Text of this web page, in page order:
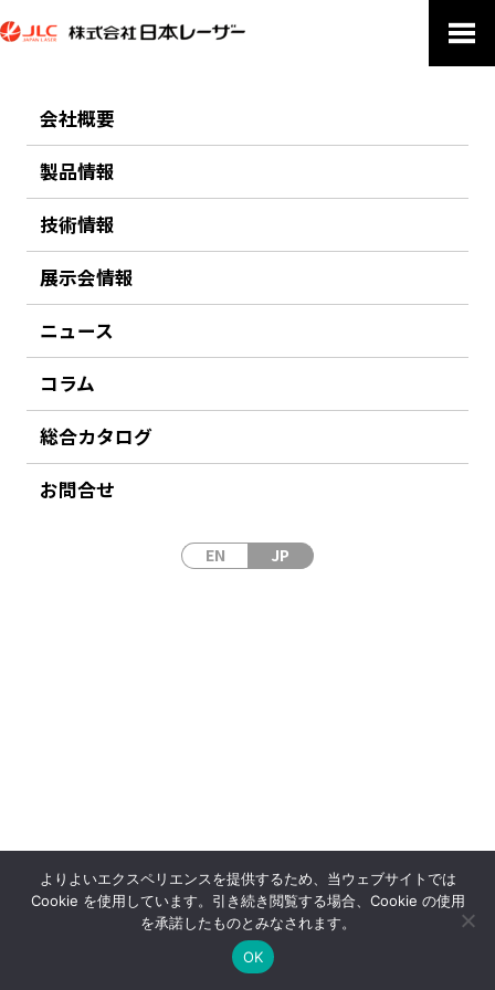
会社概要
製品情報
技術情報
展示会情報
ニュース
コラム
総合カタログ
お問合せ
EN JP
製品についてのお問い合わせ
電子メールでのお問合せ：jlc★japanlaser.co.jp（★を@に変更してく
ださい）
お問い合わせ 製品名：ゲインスイッチピコ秒レーザー 単色 Unico
よりよいエクスペリエンスを提供するため、当ウェブサイトでは
Cookie を使用しています。引き続き閲覧する場合、Cookie の使用
を承諾したものとみなされます。
OK